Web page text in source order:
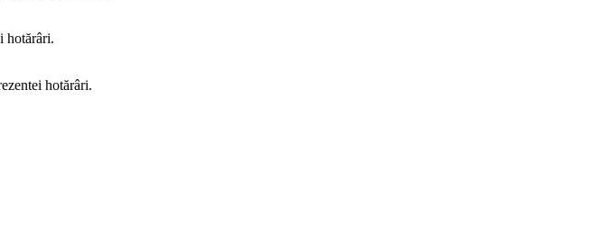
hotărâri.
hotărâri.